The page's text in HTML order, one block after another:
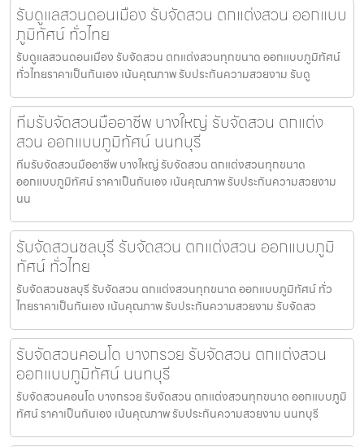
รับดูแลสวนดอนเมือง รับจัดสวน ตกแต่งสวน ออกแบบ
ภูมิทัศน์ ทั่วไทย
รับดูแลสวนดอนเมือง รับจัดสวน ตกแต่งสวนทุกขนาด ออกแบบภูมิทัศน์
ทั่วไทยราคาเป็นกันเอง เน้นคุณภาพ รับประกันความสวยงาม รับดู
ทีมรับจัดสวนมืออาชีพ บางใหญ่ รับจัดสวน ตกแต่ง
สวน ออกแบบภูมิทัศน์ นนทบุรี
ทีมรับจัดสวนมืออาชีพ บางใหญ่ รับจัดสวน ตกแต่งสวนทุกขนาด
ออกแบบภูมิทัศน์ ราคาเป็นกันเอง เน้นคุณภาพ รับประกันความสวยงาม
นน
รับจัดสวนชลบุรี รับจัดสวน ตกแต่งสวน ออกแบบภูมิ
ทัศน์ ทั่วไทย
รับจัดสวนชลบุรี รับจัดสวน ตกแต่งสวนทุกขนาด ออกแบบภูมิทัศน์ ทั่ว
ไทยราคาเป็นกันเอง เน้นคุณภาพ รับประกันความสวยงาม รับจัดสว
รับจัดสวนคอนโด บางกรวย รับจัดสวน ตกแต่งสวน
ออกแบบภูมิทัศน์ นนทบุรี
รับจัดสวนคอนโด บางกรวย รับจัดสวน ตกแต่งสวนทุกขนาด ออกแบบภูมิ
ทัศน์ ราคาเป็นกันเอง เน้นคุณภาพ รับประกันความสวยงาม นนทบุรี